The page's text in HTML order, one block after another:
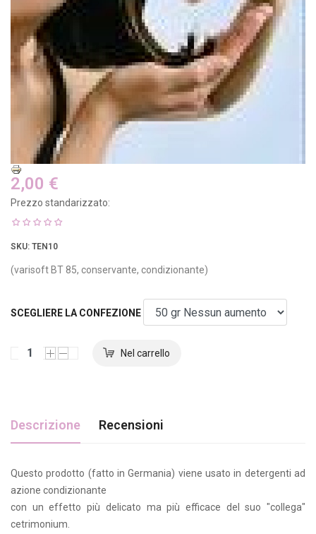
2,00 €
Prezzo standarizzato:
SKU: TEN10
(varisoft BT 85, conservante, condizionante)
SCEGLIERE LA CONFEZIONE
Descrizione Recensioni
Questo prodotto (fatto in Germania) viene usato in detergenti ad
azione condizionante
con un effetto più delicato ma più efficace del suo "collega"
cetrimonium.